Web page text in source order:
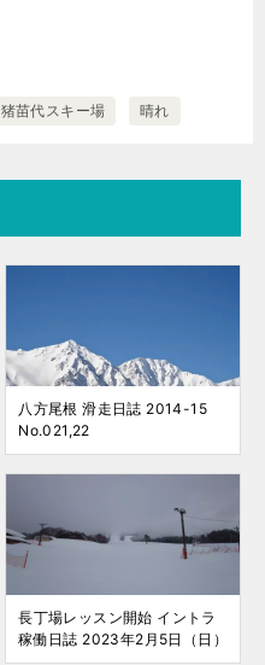
猪苗代スキー場 晴れ
八方尾根 滑走日誌 2014-15
No.021,22
長丁場レッスン開始 イントラ
稼働日誌 2023年2月5日（日）